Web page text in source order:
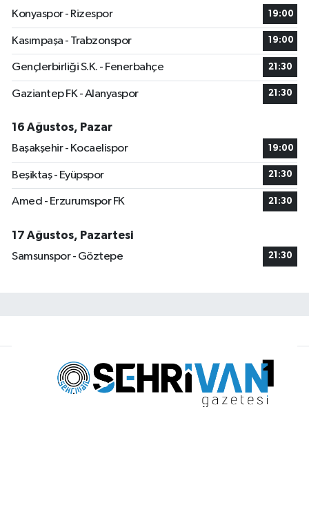
Konyaspor - Rizespor
19:00
Kasımpaşa - Trabzonspor 19:00
Gençlerbirliği S.K. - Fenerbahçe 21:30
Gaziantep FK - Alanyaspor 21:30
16 Ağustos, Pazar
Başakşehir - Kocaelispor
19:00
Beşiktaş - Eyüpspor 21:30
Amed - Erzurumspor FK 21:30
17 Ağustos, Pazartesi
Samsunspor - Göztepe
21:30